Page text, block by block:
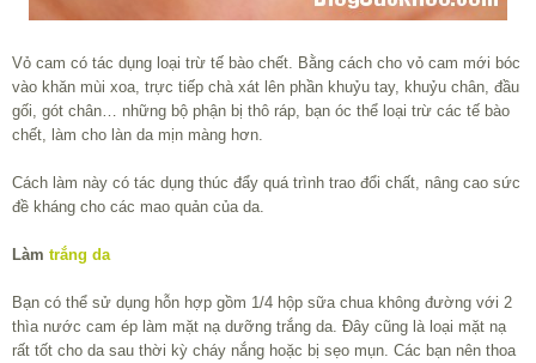
Vỏ cam có tác dụng loại trừ tế bào chết. Bằng cách cho vỏ cam mới bóc
vào khăn mùi xoa, trực tiếp chà xát lên phần khuỷu tay, khuỷu chân, đầu
gối, gót chân… những bộ phận bị thô ráp, bạn óc thể loại trừ các tế bào
chết, làm cho làn da mịn màng hơn.
Cách làm này có tác dụng thúc đẩy quá trình trao đổi chất, nâng cao sức
đề kháng cho các mao quản của da.
Làm trắng da
Bạn có thể sử dụng hỗn hợp gồm 1/4 hộp sữa chua không đường với 2
thìa nước cam ép làm mặt nạ dưỡng trắng da. Đây cũng là loại mặt nạ
rất tốt cho da sau thời kỳ cháy nắng hoặc bị sẹo mụn. Các bạn nên thoa